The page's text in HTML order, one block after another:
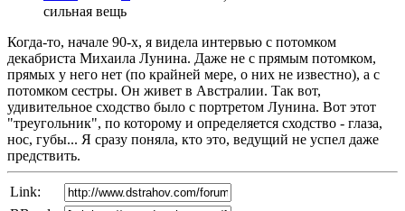
сильная вещь
Когда-то, начале 90-х, я видела интервью с потомком
декабриста Михаила Лунина. Даже не с прямым потомком,
прямых у него нет (по крайней мере, о них не известно), а с
потомком сестры. Он живет в Австралии. Так вот,
удивительное сходство было с портретом Лунина. Вот этот
"треугольник", по которому и определяется сходство - глаза,
нос, губы... Я сразу поняла, кто это, ведущий не успел даже
предствить.
Link: